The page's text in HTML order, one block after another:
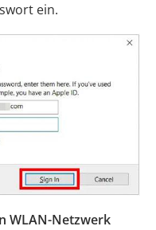
ein.
WLAN-Netzwerk